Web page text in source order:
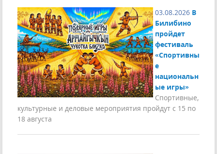
03.08.2026 В
Билибино
пройдет
фестиваль
«Спортивны
е
национальн
ые игры»
Спортивные,
культурные и деловые мероприятия пройдут с 15 по
18 августа